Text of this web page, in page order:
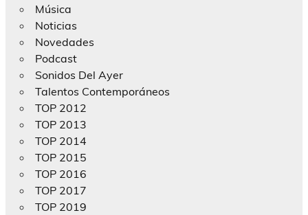
Música
Noticias
Novedades
Podcast
Sonidos Del Ayer
Talentos Contemporáneos
TOP 2012
TOP 2013
TOP 2014
TOP 2015
TOP 2016
TOP 2017
TOP 2019